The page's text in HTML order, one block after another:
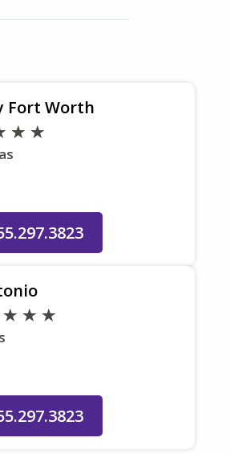
Fort Worth